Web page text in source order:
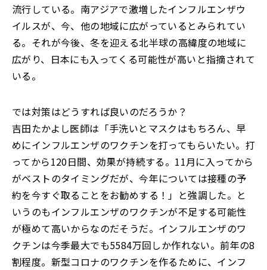
流行している。南アジアで激増したインフルエンザウ
イルスが、今、他の地域に広がっているとみられてい
る。それが今後、冬を迎える北半球の高緯度の地域に
広がり、日本にも入ってくる可能性が高いと指摘されて
いる。
では対策はどうすれば良いのだろうか？
吉田たかよし医師は「手洗いとマスクはもちろん、早
めにインフルエンザのワクチンを打ってもらいたい。打
ってから120日間、効果が持続する。11月に入ってから
がベストのタイミングだが、今年については接種の予
約を今すぐ取ることをお勧めする！」と強調した。と
いうのもインフルエンザのワクチンが不足する可能性
が極めて高いからなのだそうだ。インフルエンザのワ
クチンは今季最大でも5584万回しか作れない。前年の8
割程度。新型コロナのワクチンを作るために、インフ